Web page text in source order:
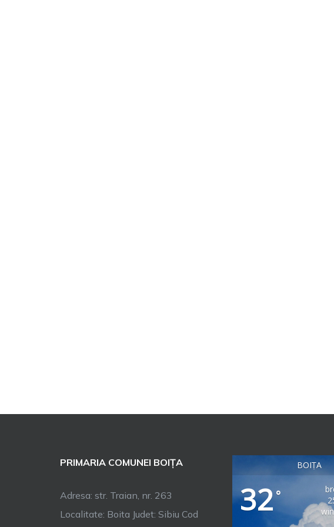
PRIMARIA COMUNEI BOIȚA
Adresa: str. Traian, nr. 263
Localitate: Boita Judet: Sibiu Cod
BOIȚA
32°